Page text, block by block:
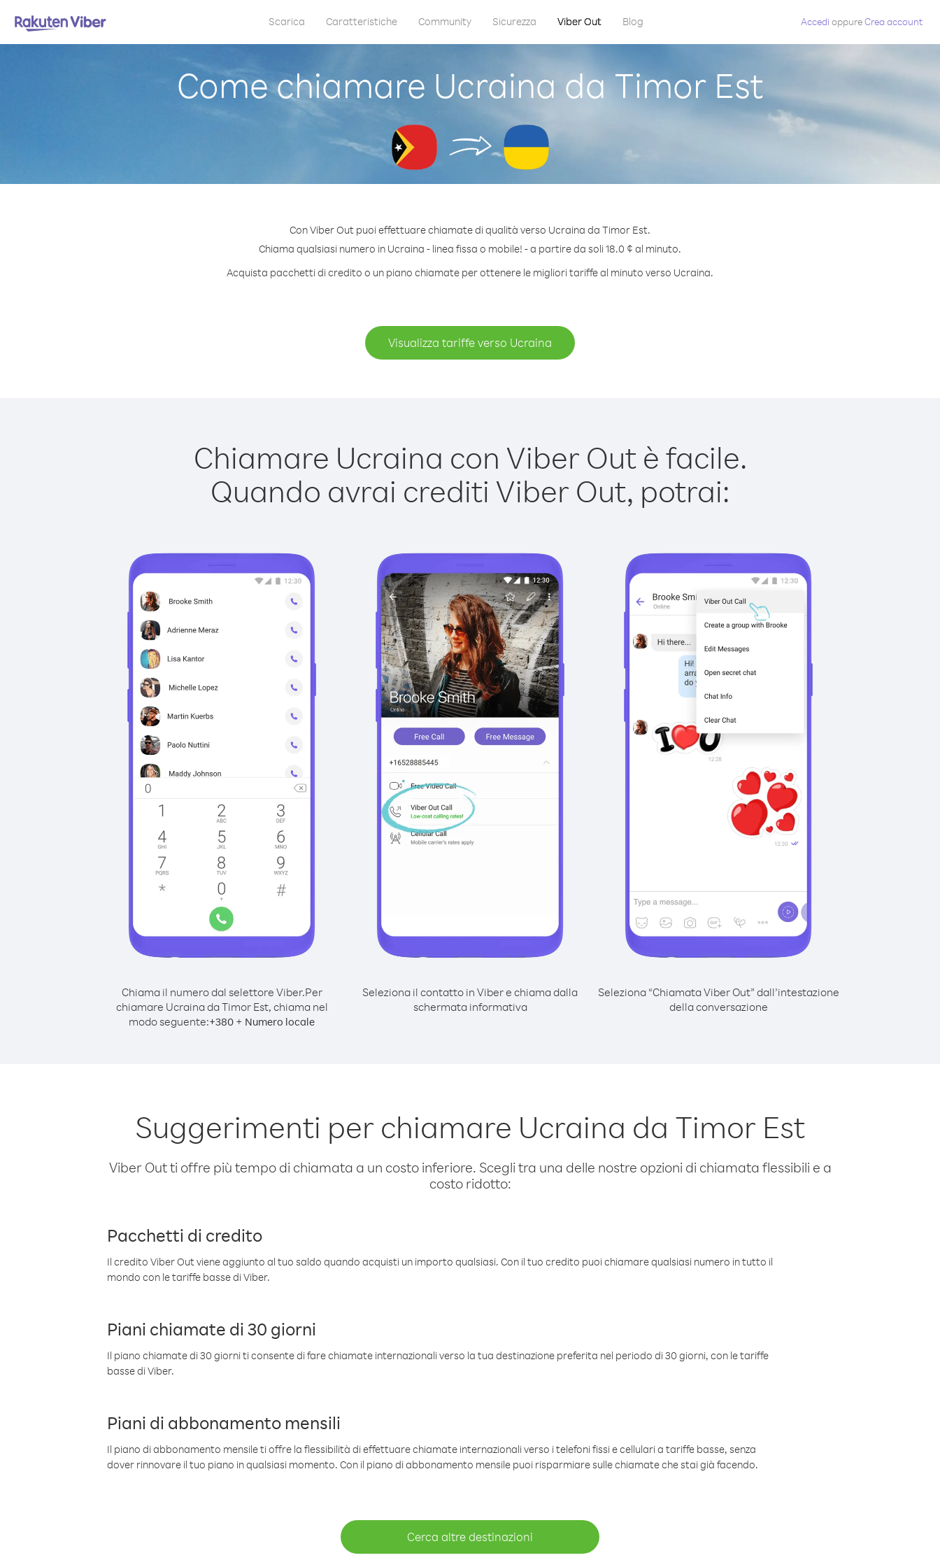
Scarica Caratteristiche Community Sicurezza Viber Out Blog Accedi oppureCrea account
Come chiamare Ucraina da Timor Est
Con Viber Out puoi effettuare chiamate di qualità verso Ucraina da Timor Est.
Chiama qualsiasi numero in Ucraina - linea fissa o mobile! - a partire da soli 18.0 ¢ al minuto.
Acquista pacchetti di credito o un piano chiamate per ottenere le migliori tariffe al minuto verso Ucraina.
Visualizza tariffe verso Ucraina
Chiamare Ucraina con Viber Out è facile.
Quando avrai crediti Viber Out, potrai:
Chiama il numero dal selettore Viber.Per
chiamare Ucraina da Timor Est, chiama nel
modo seguente:+380 + Numero locale
Seleziona il contatto in Viber e chiama dalla
schermata informativa
Seleziona “Chiamata Viber Out” dall’intestazione
della conversazione
Suggerimenti per chiamare Ucraina da Timor Est
Viber Out ti offre più tempo di chiamata a un costo inferiore. Scegli tra una delle nostre opzioni di chiamata flessibili e a
costo ridotto:
Pacchetti di credito
Il credito Viber Out viene aggiunto al tuo saldo quando acquisti un importo qualsiasi. Con il tuo credito puoi chiamare qualsiasi numero in tutto il
mondo con le tariffe basse di Viber.
Piani chiamate di 30 giorni
Il piano chiamate di 30 giorni ti consente di fare chiamate internazionali verso la tua destinazione preferita nel periodo di 30 giorni, con le tariffe
basse di Viber.
Piani di abbonamento mensili
Il piano di abbonamento mensile ti offre la flessibilità di effettuare chiamate internazionali verso i telefoni fissi e cellulari a tariffe basse, senza
dover rinnovare il tuo piano in qualsiasi momento. Con il piano di abbonamento mensile puoi risparmiare sulle chiamate che stai già facendo.
Cerca altre destinazioni